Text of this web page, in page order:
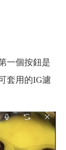
一個按鈕是
套用的IG濾